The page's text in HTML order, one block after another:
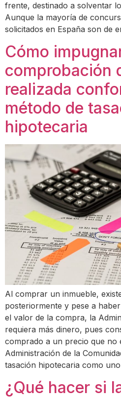
frente, destinado a solventar
Aunque la mayoría de
solicitados en España son de
Cómo
comprobación
realizada
método de
hipotecaria
Al comprar un inmueble,
posteriormente y pese a
el valor de la compra, la
requiera más dinero, pues
comprado a un precio que no
Administración de la
tasación hipotecaria como
¿Qué hacer si